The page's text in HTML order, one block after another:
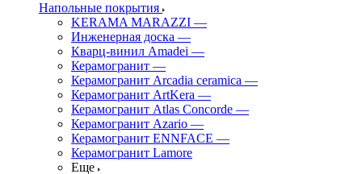
Напольные покрытия
KERAMA MARAZZI —
Инженерная доска —
Кварц-винил Amadei —
Керамогранит —
Керамогранит Arcadia ceramica —
Керамогранит ArtKera —
Керамогранит Atlas Concorde —
Керамогранит Azario —
Керамогранит ENNFACE —
Керамогранит Lamore
Еще